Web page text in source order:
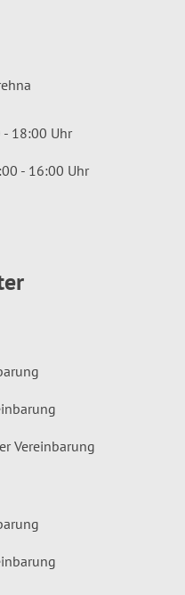
18:00 Uhr
- 16:00 Uhr
Vereinbarung